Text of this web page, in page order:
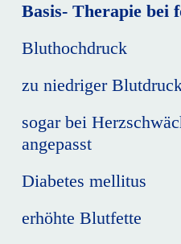
Basis- Therapie bei
Bluthochdruck
zu niedriger
sogar bei
angepasst
Diabetes mellitus
erhöhte Blutfette